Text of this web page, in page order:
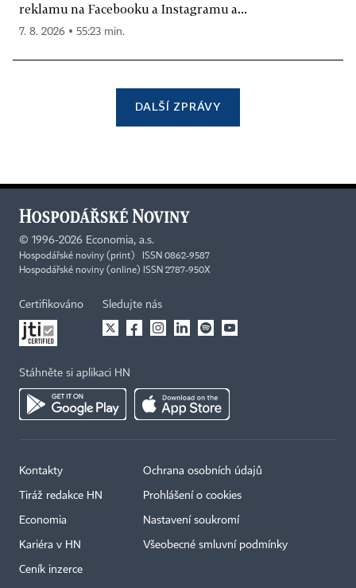
reklamu na Facebooku a Instagramu a...
7. 8. 2026 ▪ 55:23 min.
DALŠÍ ZPRÁVY
© 1996-2026 Economia, a.s.
Hospodářské noviny (print) ISSN 0862-9587
Hospodářské noviny (online) ISSN 2787-950X
Certifikováno Sledujte nás
Stáhněte si aplikaci HN
Kontakty
Tiráž redakce HN
Economia
Kariéra v HN
Ceník inzerce
Ochrana osobních údajů
Prohlášení o cookies
Nastavení soukromí
Všeobecné smluvní podmínky